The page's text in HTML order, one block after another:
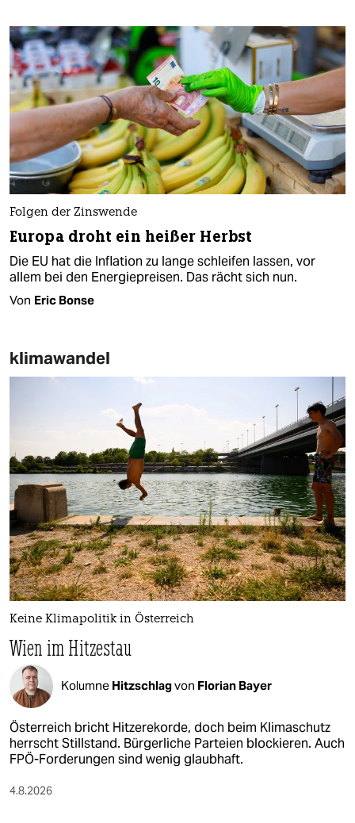
Folgen der Zinswende
Europa droht ein heißer Herbst
Die EU hat die Inflation zu lange schleifen lassen, vor
allem bei den Energiepreisen. Das rächt sich nun.
Von Eric Bonse
klimawandel
Keine Klimapolitik in Österreich
Wien im Hitzestau
Kolumne Hitzschlagvon Florian Bayer
Österreich bricht Hitzerekorde, doch beim Klimaschutz
herrscht Stillstand. Bürgerliche Parteien blockieren. Auch
FPÖ-Forderungen sind wenig glaubhaft.
4.8.2026